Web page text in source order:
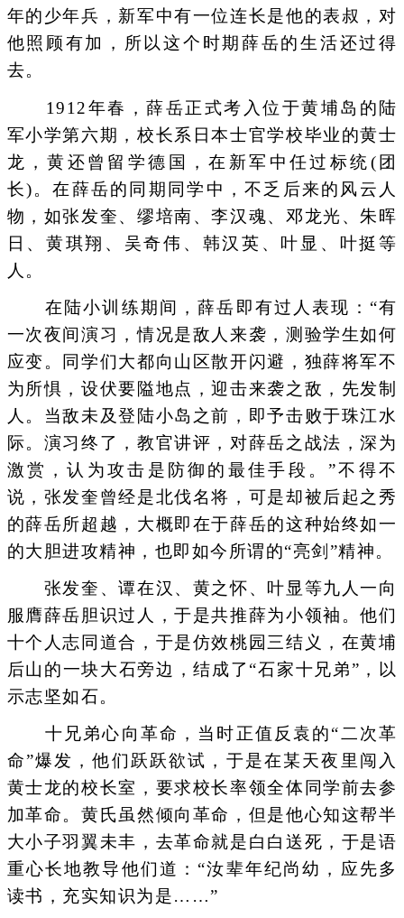
年的少年兵，新军中有一位连长是他的表叔，对
他照顾有加，所以这个时期薛岳的生活还过得
去。
1912年春，薛岳正式考入位于黄埔岛的陆
军小学第六期，校长系日本士官学校毕业的黄士
龙，黄还曾留学德国，在新军中任过标统(团
长)。在薛岳的同期同学中，不乏后来的风云人
物，如张发奎、缪培南、李汉魂、邓龙光、朱晖
日、黄琪翔、吴奇伟、韩汉英、叶显、叶挺等
人。
在陆小训练期间，薛岳即有过人表现：“有
一次夜间演习，情况是敌人来袭，测验学生如何
应变。同学们大都向山区散开闪避，独薛将军不
为所惧，设伏要隘地点，迎击来袭之敌，先发制
人。当敌未及登陆小岛之前，即予击败于珠江水
际。演习终了，教官讲评，对薛岳之战法，深为
激赏，认为攻击是防御的最佳手段。”不得不
说，张发奎曾经是北伐名将，可是却被后起之秀
的薛岳所超越，大概即在于薛岳的这种始终如一
的大胆进攻精神，也即如今所谓的“亮剑”精神。
张发奎、谭在汉、黄之怀、叶显等九人一向
服膺薛岳胆识过人，于是共推薛为小领袖。他们
十个人志同道合，于是仿效桃园三结义，在黄埔
后山的一块大石旁边，结成了“石家十兄弟”，以
示志坚如石。
十兄弟心向革命，当时正值反袁的“二次革
命”爆发，他们跃跃欲试，于是在某天夜里闯入
黄士龙的校长室，要求校长率领全体同学前去参
加革命。黄氏虽然倾向革命，但是他心知这帮半
大小子羽翼未丰，去革命就是白白送死，于是语
重心长地教导他们道：“汝辈年纪尚幼，应先多
读书，充实知识为是……”